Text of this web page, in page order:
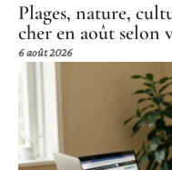
Plages, nature,
cher en août selon
6 août 2026